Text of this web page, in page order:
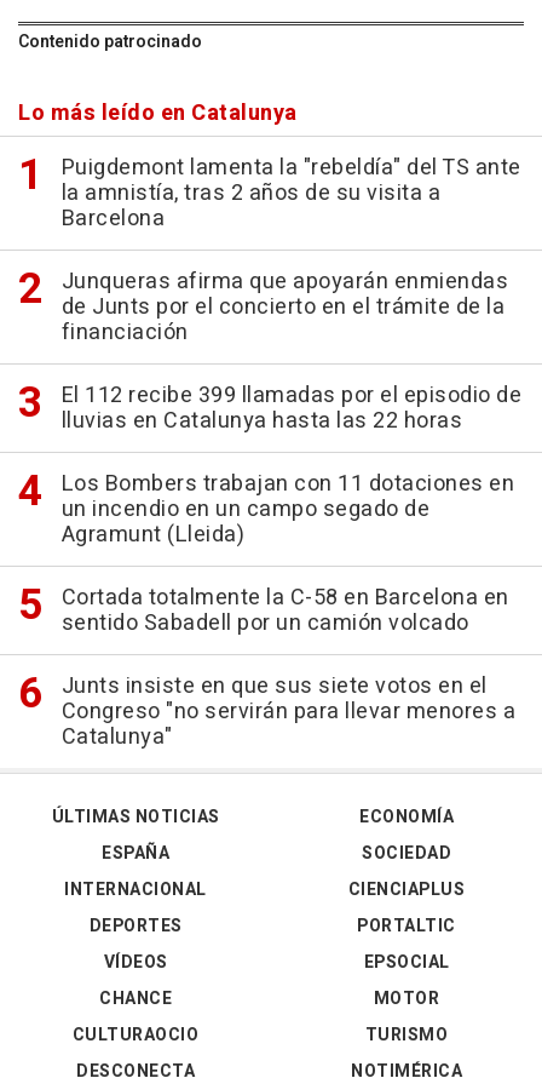
Contenido patrocinado
Lo más leído en Catalunya
Puigdemont lamenta la "rebeldía" del TS ante
la amnistía, tras 2 años de su visita a
Barcelona
Junqueras afirma que apoyarán enmiendas
de Junts por el concierto en el trámite de la
financiación
El 112 recibe 399 llamadas por el episodio de
lluvias en Catalunya hasta las 22 horas
Los Bombers trabajan con 11 dotaciones en
un incendio en un campo segado de
Agramunt (Lleida)
Cortada totalmente la C-58 en Barcelona en
sentido Sabadell por un camión volcado
Junts insiste en que sus siete votos en el
Congreso "no servirán para llevar menores a
Catalunya"
ÚLTIMAS NOTICIAS
ESPAÑA
INTERNACIONAL
DEPORTES
VÍDEOS
ECONOMÍA
SOCIEDAD
CIENCIAPLUS
PORTALTIC
EPSOCIAL
CHANCE
CULTURAOCIO
DESCONECTA
MOTOR
TURISMO
NOTIMÉRICA